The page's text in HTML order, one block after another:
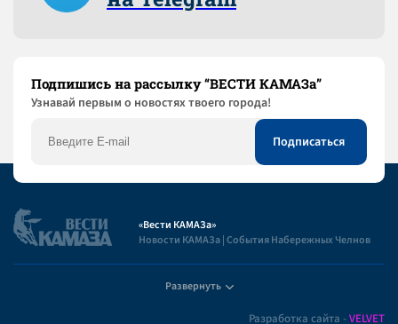
Подпишись на рассылку “ВЕСТИ КАМАЗа”
Узнaвай первым о новостях твоего города!
«Вести КАМАЗа»
Новости КАМАЗа | События Набережных Челнов
Развернуть
Разработка сайта -VELVET